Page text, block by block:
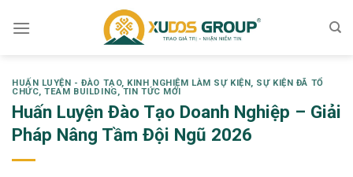
HUẤN LUYỆN - ĐÀO TẠO, KINH NGHIỆM LÀM SỰ KIỆN, SỰ KIỆN ĐÃ TỔ
CHỨC,TEAM BUILDING, TIN TỨC MỚI
Huấn Luyện Đào Tạo Doanh Nghiệp – Giải
Pháp Nâng Tầm Đội Ngũ 2026